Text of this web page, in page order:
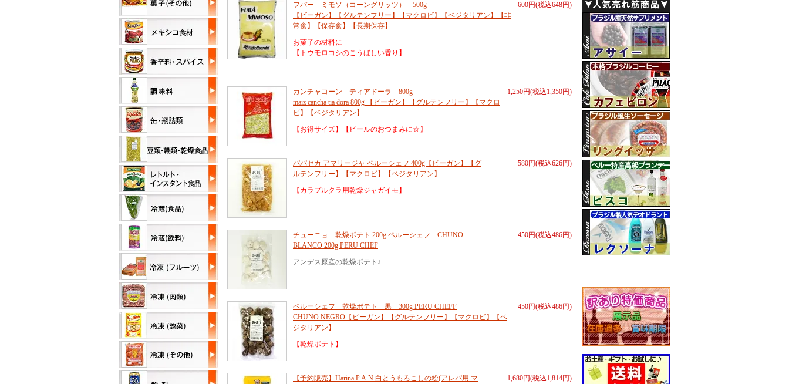
600円(税込648円)
フバー ミモソ（コーングリッツ） 500g
【ビーガン】【グルテンフリー】【マクロビ】【ベジタリアン】【非
常食】【保存食】【長期保存】
お菓子の材料に
【トウモロコシのこうばしい香り】
1,250円(税込1,350円)
カンチャコーン ティアドーラ 800g
maiz cancha tia dora 800g 【ビーガン】【グルテンフリー】【マクロ
ビ】【ベジタリアン】
【お得サイズ】【ビールのおつまみに☆】
580円(税込626円)
パパセカ アマリージャ ペルーシェフ 400g【ビーガン】【グ
ルテンフリー】【マクロビ】【ベジタリアン】
【カラプルクラ用乾燥ジャガイモ】
450円(税込486円)
チューニョ 乾燥ポテト 200g ペルーシェフ CHUNO
BLANCO 200g PERU CHEF
アンデス原産の乾燥ポテト♪
450円(税込486円)
ペルーシェフ 乾燥ポテト 黒 300g PERU CHEFF
CHUNO NEGRO【ビーガン】【グルテンフリー】【マクロビ】【ベ
ジタリアン】
【乾燥ポテト】
1,680円(税込1,814円)
【予約販売】Harina P.A.N 白とうもろこしの粉(アレパ用 マ